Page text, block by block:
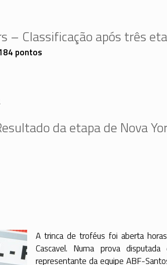
– Classificação após três
pontos
da etapa de Nova
A trinca de troféus foi aberta
Cascavel. Numa prova
representante da equipe ABF-